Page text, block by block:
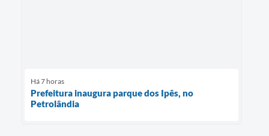
Há 7 horas
Prefeitura inaugura parque dos Ipês, no
Petrolândia